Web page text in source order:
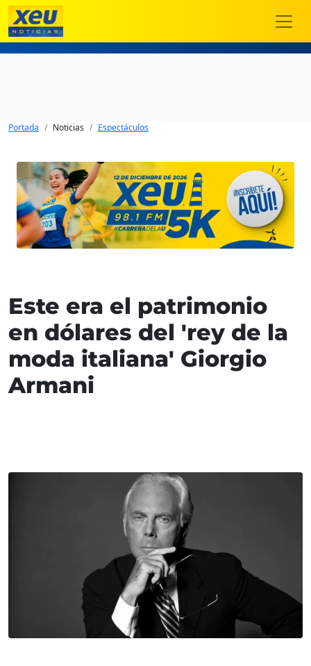
Portada Noticias Espectáculos
Este era el patrimonio
en dólares del 'rey de la
moda italiana' Giorgio
Armani